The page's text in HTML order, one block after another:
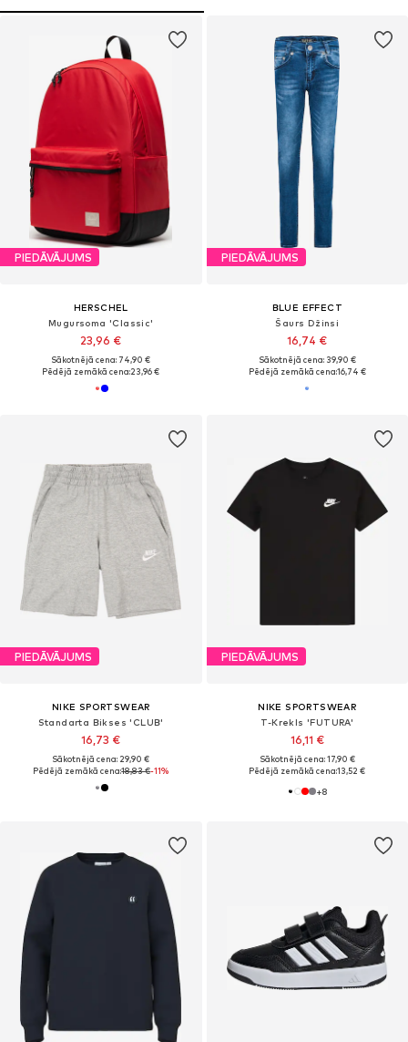
PIEDĀVĀJUMS
HERSCHEL
Mugursoma 'Classic'
23,96 €
Sākotnējā cena: 74,90 €
Pēdējā zemākā cena:23,96 €
PIEDĀVĀJUMS
BLUE EFFECT
Šaurs Džinsi
16,74 €
Sākotnējā cena: 39,90 €
Pēdējā zemākā cena:16,74 €
PIEDĀVĀJUMS
NIKE SPORTSWEAR
Standarta Bikses 'CLUB'
16,73 €
Sākotnējā cena: 29,90 €
Pēdējā zemākā cena:18,83 €-11%
PIEDĀVĀJUMS
NIKE SPORTSWEAR
T-Krekls 'FUTURA'
16,11 €
Sākotnējā cena: 17,90 €
Pēdējā zemākā cena:13,52 €
+8